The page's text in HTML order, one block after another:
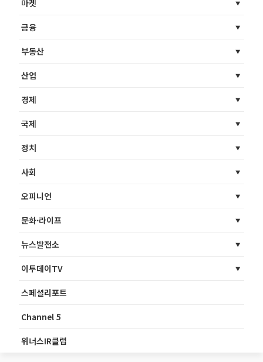
마켓
금융
부동산
산업
경제
국제
정치
사회
오피니언
문화·라이프
뉴스발전소
이투데이TV
스페셜리포트
Channel 5
위너스IR클럽